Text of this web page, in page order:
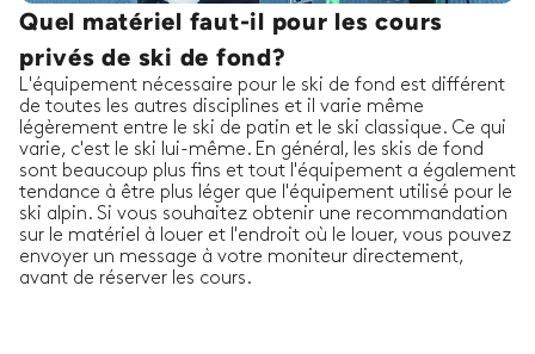
Quel matériel faut-il pour les cours
privés de ski de fond?
L'équipement nécessaire pour le ski de fond est différent
de toutes les autres disciplines et il varie même
légèrement entre le ski de patin et le ski classique. Ce qui
varie, c'est le ski lui-même. En général, les skis de fond
sont beaucoup plus fins et tout l'équipement a également
tendance à être plus léger que l'équipement utilisé pour le
ski alpin. Si vous souhaitez obtenir une recommandation
sur le matériel à louer et l'endroit où le louer, vous pouvez
envoyer un message à votre moniteur directement,
avant de réserver les cours.